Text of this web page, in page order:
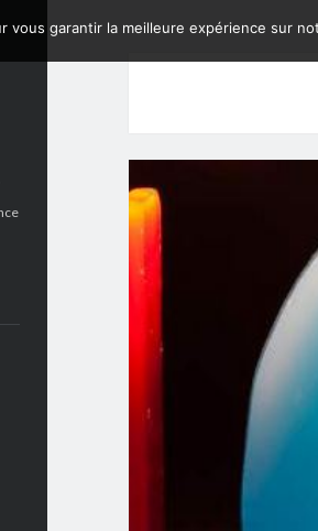
vous garantir la meilleure expérience sur